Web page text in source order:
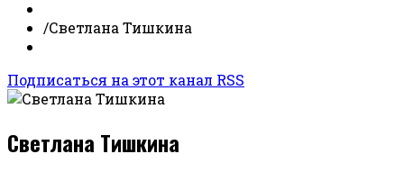
/Светлана Тишкина
Подписаться на этот канал RSS
Светлана Тишкина